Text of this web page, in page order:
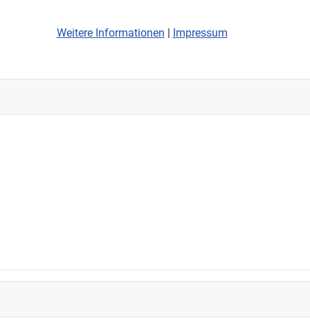
Weitere Informationen | Impressum